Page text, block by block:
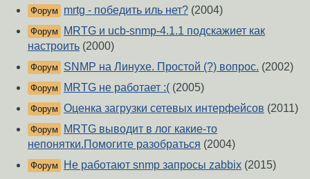
Форум mrtg - победить иль нет? (2004)
Форум
MRTG и ucb-snmp-4.1.1 подскажиет как
настроить (2000)
Форум SNMP на Линухе. Простой (?) вопрос. (2002)
Форум MRTG не работает :( (2005)
Форум Оценка загрузки сетевых интерфейсов (2011)
Форум
MRTG выводит в лог какие-то
непонятки.Помогите разобраться (2004)
Форум Не работают snmp запросы zabbix (2015)